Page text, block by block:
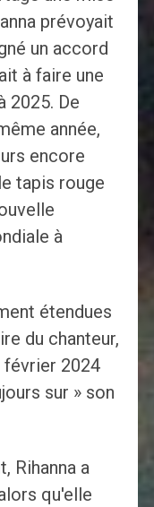
prévoyait
un accord
à faire une
2025. De
année,
encore
tapis rouge
à
étendues
du chanteur,
février 2024
sur » son
Rihanna a
qu'elle